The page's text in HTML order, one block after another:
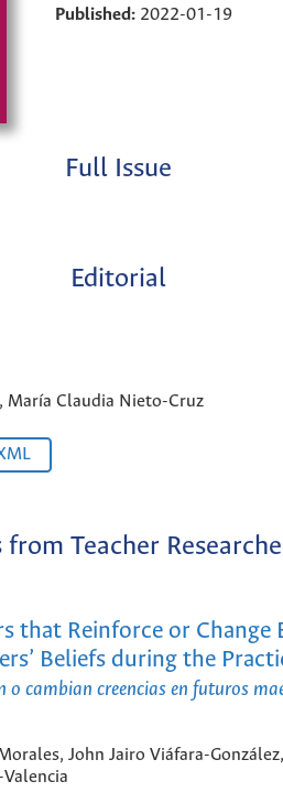
Published: 2022-01-19
Full Issue
Editorial
María Claudia Nieto-Cruz
from Teacher
that Reinforce or Change
Beliefs during the
o cambian creencias en futuros
John Jairo Viáfara-González,